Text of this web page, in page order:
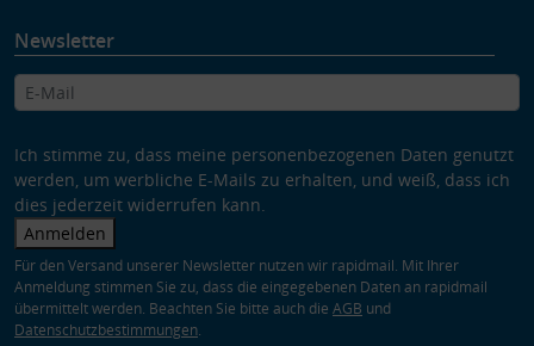
Newsletter
Ich stimme zu, dass meine personenbezogenen Daten genutzt
werden, um werbliche E-Mails zu erhalten, und weiß, dass ich
dies jederzeit widerrufen kann.
Anmelden
Für den Versand unserer Newsletter nutzen wir rapidmail. Mit Ihrer
Anmeldung stimmen Sie zu, dass die eingegebenen Daten an rapidmail
übermittelt werden. Beachten Sie bitte auch die AGB und
Datenschutzbestimmungen.